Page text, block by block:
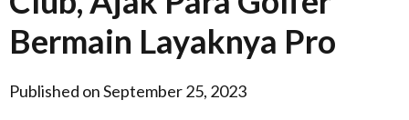
Bermain Layaknya Pro
Published on September 25, 2023